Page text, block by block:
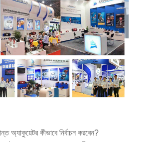
অ্যাকুয়েটর কীভাবে নির্বাচন করবেন?